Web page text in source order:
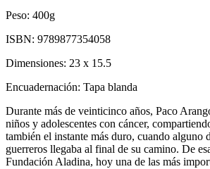
Peso: 400g
ISBN: 9789877354058
Dimensiones: 23 x 15.5
Encuadernación: Tapa blanda
Durante más de veinticinco años, Paco
niños y adolescentes con cáncer,
también el instante más duro, cuando alguno
guerreros llegaba al final de su camino. De
Fundación Aladina, hoy una de las más